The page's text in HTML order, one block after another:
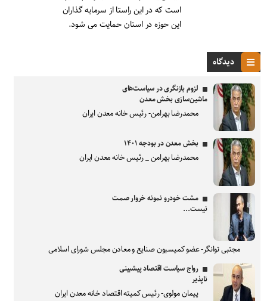
است که در این راستا از سرمایه گذاران
این حوزه در استان حمایت می شود.
دیدگاه
لزوم بازنگری در سیاست‌های
ماشین‌سازی بخش معدن
محمدرضا بهرامن- رئیس خانه معدن ایران
بخش معدن در بودجه ۱۴۰۱
محمدرضا بهرامن _ رئیس خانه معدن ایران
مشت خودرو نمونه خروار صمت
نیست...
مجتبی توانگر- عضو کمیسیون صنایع و معادن مجلس شورای اسلامی
رواج سیاست اقتصاد پیشبینی
ناپذیر
پیمان مولوی- رئیس کمیته اقتصاد خانه معدن ایران